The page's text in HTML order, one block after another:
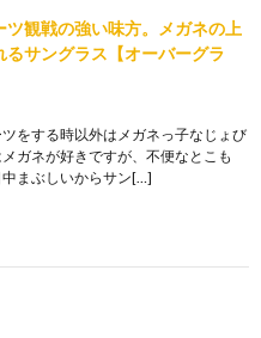
ツ観戦の強い味方。メガネの上
るサングラス【オーバーグラ
をする時以外はメガネっ子なじょび
ガネが好きですが、不便なとこも
まぶしいからサン[…]